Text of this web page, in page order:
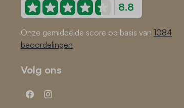
8.8
Onze gemiddelde score op basis van 1084
beoordelingen
Volg ons